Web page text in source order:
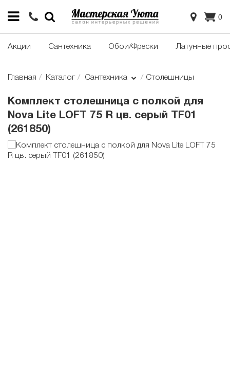
0
Акции Сантехника Обои/Фрески Латунные
Главная Каталог Сантехника Столешницы
Комплект столешница с полкой для
Nova Lite LOFT 75 R цв. серый TF01
(261850)